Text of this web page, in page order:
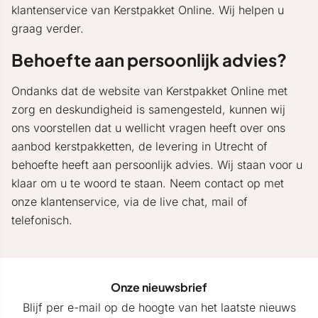
klantenservice van Kerstpakket Online. Wij helpen u
graag verder.
Behoefte aan persoonlijk advies?
Ondanks dat de website van Kerstpakket Online met
zorg en deskundigheid is samengesteld, kunnen wij
ons voorstellen dat u wellicht vragen heeft over ons
aanbod kerstpakketten, de levering in Utrecht of
behoefte heeft aan persoonlijk advies. Wij staan voor u
klaar om u te woord te staan. Neem contact op met
onze klantenservice, via de live chat, mail of
telefonisch.
Onze nieuwsbrief
Blijf per e-mail op de hoogte van het laatste nieuws